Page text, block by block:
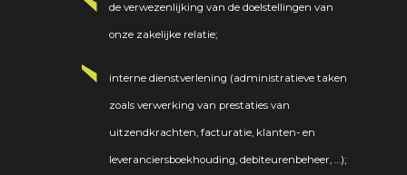
de verwezenlijking van de doelstellingen van
onze zakelijke relatie;
interne dienstverlening (administratieve taken
zoals verwerking van prestaties van
uitzendkrachten, facturatie, klanten- en
leveranciersboekhouding, debiteurenbeheer, …);